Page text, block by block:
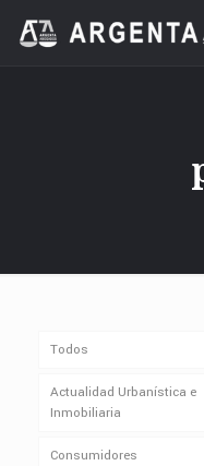
Todos
Actualidad Urbanística e
Inmobiliaria
Consumidores